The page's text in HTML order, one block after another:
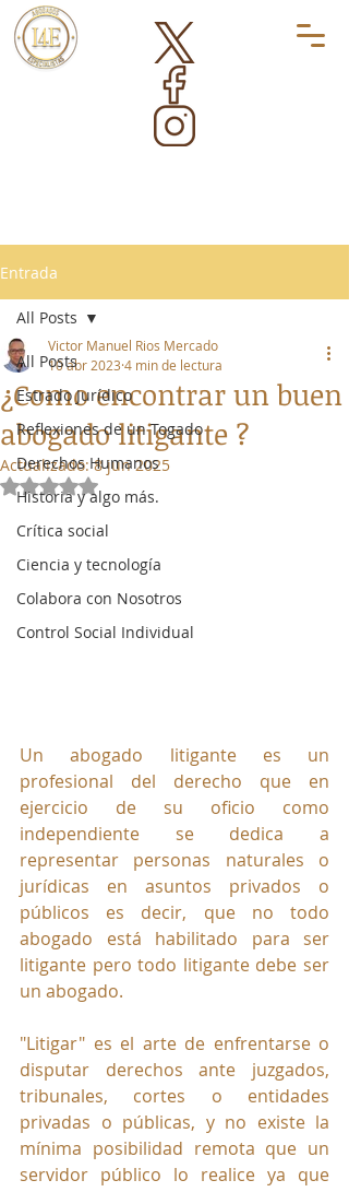
Entrada
All Posts
Estrado Jurídico
Reflexiones de un Togado
Derechos Humanos
Historia y algo más.
Crítica social
Ciencia y tecnología
Colabora con Nosotros
Control Social Individual
All Posts
¿Como encontrar un buen
abogado litigante ?
Victor Manuel Rios Mercado
10 abr 2023 4 min de lectura
Actualizado:8 jun 2025
Obtuvo NaN de 5 estrellas.
Un abogado litigante es un
profesional del derecho que en
ejercicio de su oficio como
independiente se dedica a
representar personas naturales o
jurídicas en asuntos privados o
públicos es decir, que no todo
abogado está habilitado para ser
litigante pero todo litigante debe ser
un abogado.
"Litigar" es el arte de enfrentarse o
disputar derechos ante juzgados,
tribunales, cortes o entidades
privadas o públicas, y no existe la
mínima posibilidad remota que un
servidor público lo realice ya que